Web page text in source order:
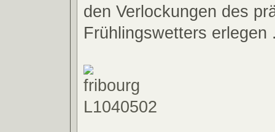
den Verlockungen des
Frühlingswetters erlegen